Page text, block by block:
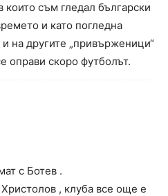
съм гледал български
и като погледна
на другите „привърженици“
оправи скоро футболът.
с Ботев .
, клуба все още е